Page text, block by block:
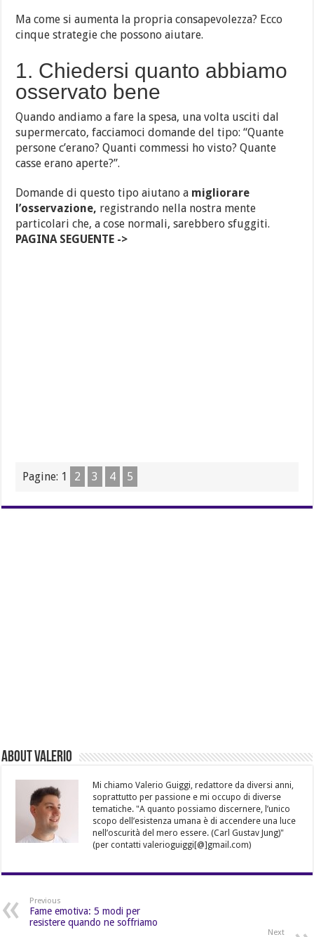
Ma come si aumenta la propria consapevolezza? Ecco
cinque strategie che possono aiutare.
1. Chiedersi quanto abbiamo
osservato bene
Quando andiamo a fare la spesa, una volta usciti dal
supermercato, facciamoci domande del tipo: “Quante
persone c’erano? Quanti commessi ho visto? Quante
casse erano aperte?”.
Domande di questo tipo aiutano a migliorare
l’osservazione, registrando nella nostra mente
particolari che, a cose normali, sarebbero sfuggiti.
PAGINA SEGUENTE ->
Pagine: 1 2 3 4 5
About Valerio
Mi chiamo Valerio Guiggi, redattore da diversi anni,
soprattutto per passione e mi occupo di diverse
tematiche. "A quanto possiamo discernere, l’unico
scopo dell’esistenza umana è di accendere una luce
nell’oscurità del mero essere. (Carl Gustav Jung)"
(per contatti valerioguiggi[@]gmail.com)
Previous
Fame emotiva: 5 modi per
resistere quando ne soffriamo
Next